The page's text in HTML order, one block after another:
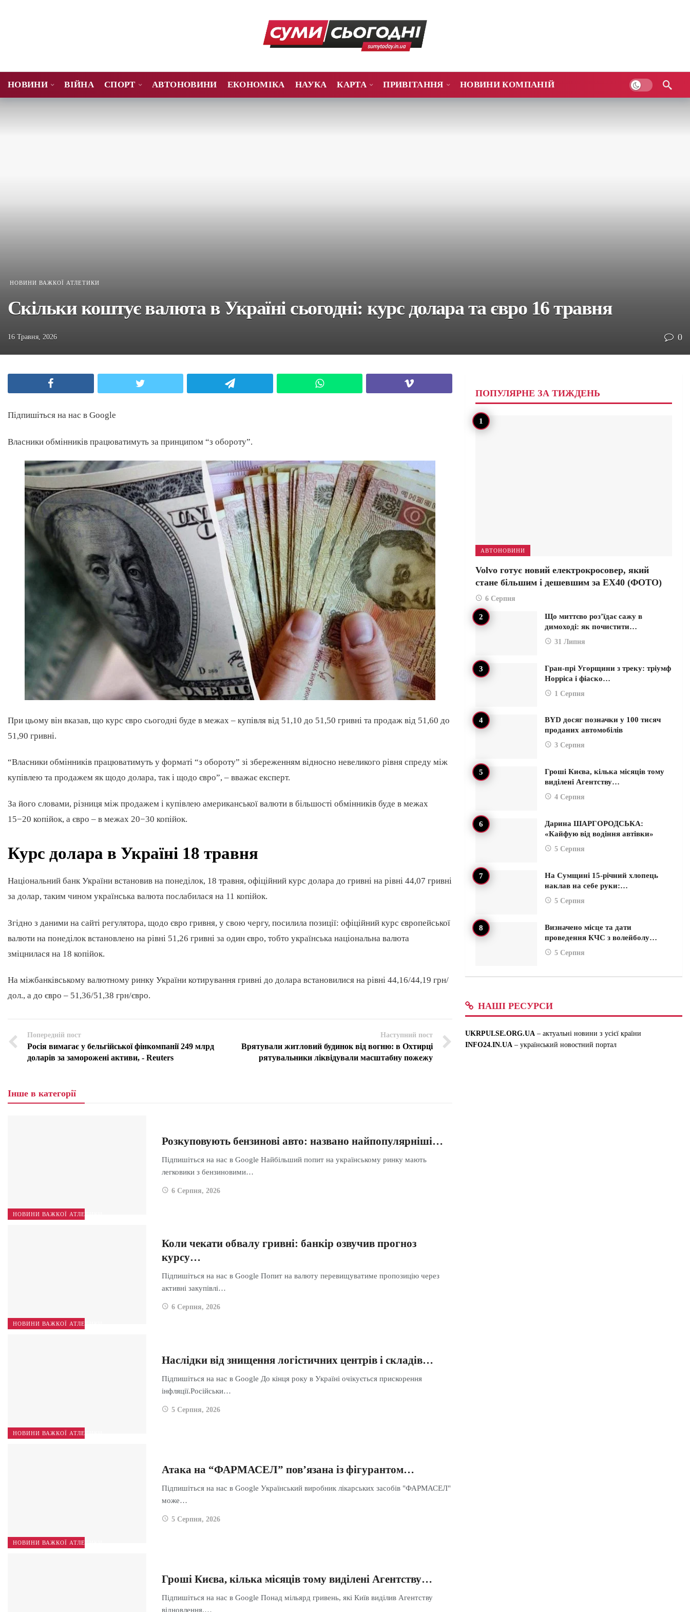
НОВИНИ ВІЙНА СПОРТ АВТОНОВИНИ ЕКОНОМІКА НАУКА КАРТА ПРИВІТАННЯ НОВИНИ КОМПАНІЙ
НОВИНИ ВАЖКОЇ АТЛЕТИКИ
Скільки коштує валюта в Україні сьогодні: курс долара та євро 16 травня
16 Травня, 2026 0
Підпишіться на нас в Google
Власники обмінників працюватимуть за принципом “з обороту”.
При цьому він вказав, що курс євро сьогодні буде в межах – купівля від 51,10 до 51,50 гривні та продаж від 51,60 до
51,90 гривні.
“Власники обмінників працюватимуть у форматі “з обороту” зі збереженням відносно невеликого рівня спреду між
купівлею та продажем як щодо долара, так і щодо євро”, – вважає експерт.
За його словами, різниця між продажем і купівлею американської валюти в більшості обмінників буде в межах
15−20 копійок, а євро – в межах 20−30 копійок.
Курс долара в Україні 18 травня
Національний банк України встановив на понеділок, 18 травня, офіційний курс долара до гривні на рівні 44,07 гривні
за долар, таким чином українська валюта послабилася на 11 копійок.
Згідно з даними на сайті регулятора, щодо євро гривня, у свою чергу, посилила позиції: офіційний курс європейської
валюти на понеділок встановлено на рівні 51,26 гривні за один євро, тобто українська національна валюта
зміцнилася на 18 копійок.
На міжбанківському валютному ринку України котирування гривні до долара встановилися на рівні 44,16/44,19 грн/
дол., а до євро – 51,36/51,38 грн/євро.
Попередній пост
Росія вимагає у бельгійської фінкомпанії 249 млрд
доларів за заморожені активи, - Reuters
Наступний пост
Врятували житловий будинок від вогню: в Охтирці
рятувальники ліквідували масштабну пожежу
Інше в категорії
НОВИНИ ВАЖКОЇ АТЛЕТИКИ
Розкуповують бензинові авто: названо найпопулярніші…
Підпишіться на нас в Google Найбільший попит на українському ринку мають
легковики з бензиновими…
6 Серпня, 2026
НОВИНИ ВАЖКОЇ АТЛЕТИКИ
Коли чекати обвалу гривні: банкір озвучив прогноз
курсу…
Підпишіться на нас в Google Попит на валюту перевищуватиме пропозицію через
активні закупівлі…
6 Серпня, 2026
НОВИНИ ВАЖКОЇ АТЛЕТИКИ
Наслідки від знищення логістичних центрів і складів…
Підпишіться на нас в Google До кінця року в Україні очікується прискорення
інфляції.Російськи…
5 Серпня, 2026
НОВИНИ ВАЖКОЇ АТЛЕТИКИ
Атака на “ФАРМАСЕЛ” пов’язана із фігурантом…
Підпишіться на нас в Google Український виробник лікарських засобів "ФАРМАСЕЛ"
може…
5 Серпня, 2026
Гроші Києва, кілька місяців тому виділені Агентству…
Підпишіться на нас в Google Понад мільярд гривень, які Київ виділив Агентству
відновлення,…
ПОПУЛЯРНЕ ЗА ТИЖДЕНЬ
АВТОНОВИНИ
Volvo готує новий електрокросовер, який
стане більшим і дешевшим за EX40 (ФОТО)
6 Серпня
Що миттєво роз’їдає сажу в
димоході: як почистити…
31 Липня
Гран-прі Угорщини з треку: тріумф
Норріса і фіаско…
1 Серпня
BYD досяг позначки у 100 тисяч
проданих автомобілів
3 Серпня
Гроші Києва, кілька місяців тому
виділені Агентству…
4 Серпня
Дарина ШАРГОРОДСЬКА:
«Кайфую від водіння автівки»
5 Серпня
На Сумщині 15-річний хлопець
наклав на себе руки:…
5 Серпня
Визначено місце та дати
проведення КЧС з волейболу…
5 Серпня
НАШІ РЕСУРСИ
UKRPULSE.ORG.UA – актуальні новини з усієї країни
INFO24.IN.UA – український новостний портал